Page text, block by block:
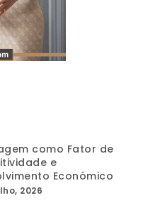
como Fator de
e
Económico
2026